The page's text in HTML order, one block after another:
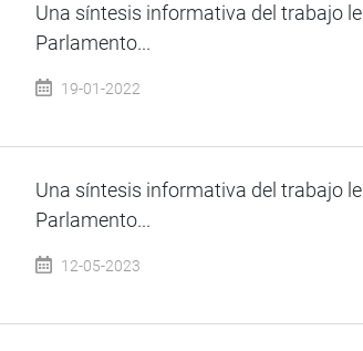
Una síntesis informativa del trabajo
Parlamento...
19-01-2022
Una síntesis informativa del trabajo
Parlamento...
12-05-2023